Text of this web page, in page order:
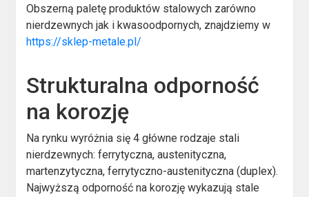
Obszerną paletę produktów stalowych zarówno
nierdzewnych jak i kwasoodpornych, znajdziemy w
https://sklep-metale.pl/
Strukturalna odporność
na korozję
Na rynku wyróżnia się 4 główne rodzaje stali
nierdzewnych: ferrytyczna, austenityczna,
martenzytyczna, ferrytyczno-austenityczna (duplex).
Najwyższą odporność na korozję wykazują stale